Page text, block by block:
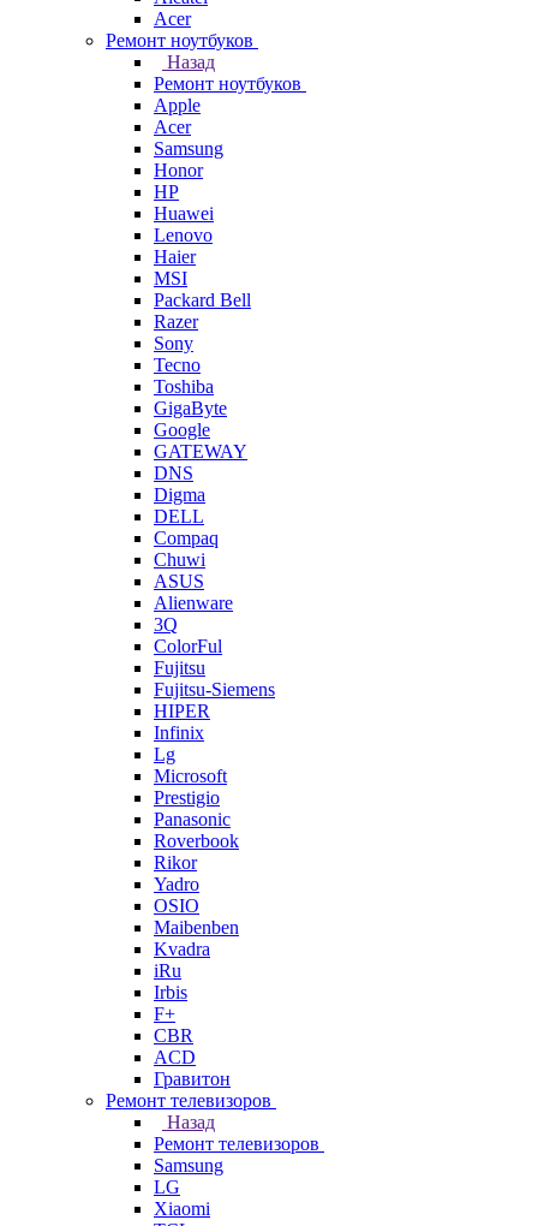
Acer
Ремонт ноутбуков
Назад
Ремонт ноутбуков
Apple
Acer
Samsung
Honor
HP
Huawei
Lenovo
Haier
MSI
Packard Bell
Razer
Sony
Tecno
Toshiba
GigaByte
Google
GATEWAY
DNS
Digma
DELL
Compaq
Chuwi
ASUS
Alienware
3Q
ColorFul
Fujitsu
Fujitsu-Siemens
HIPER
Infinix
Lg
Microsoft
Prestigio
Panasonic
Roverbook
Rikor
Yadro
OSIO
Maibenben
Kvadra
iRu
Irbis
F+
CBR
ACD
Гравитон
Ремонт телевизоров
Назад
Ремонт телевизоров
Samsung
LG
Xiaomi